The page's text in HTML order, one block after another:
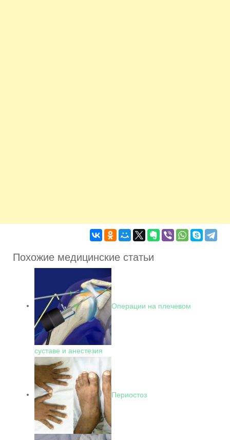
Похожие медицинские статьи
Операции на плечевом
суставе и анестезия
Периостоз